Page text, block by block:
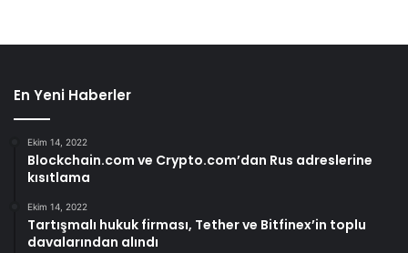
En Yeni Haberler
Ekim 14, 2022
Blockchain.com ve Crypto.com’dan Rus adreslerine
kısıtlama
Ekim 14, 2022
Tartışmalı hukuk firması, Tether ve Bitfinex’in toplu
davalarından alındı